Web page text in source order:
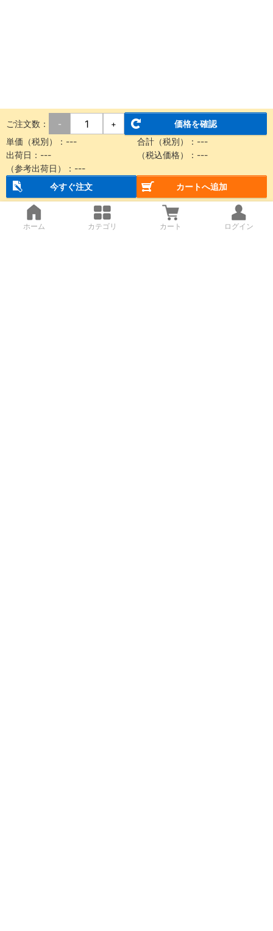
ご注文数： - +
価格を確認
単価（税別）： --- 合計（税別）： ---
出荷日： --- （税込価格）： ---
（参考出荷日）： ---
今すぐ注文
カートへ追加
ホーム カテゴリ カート ログイン